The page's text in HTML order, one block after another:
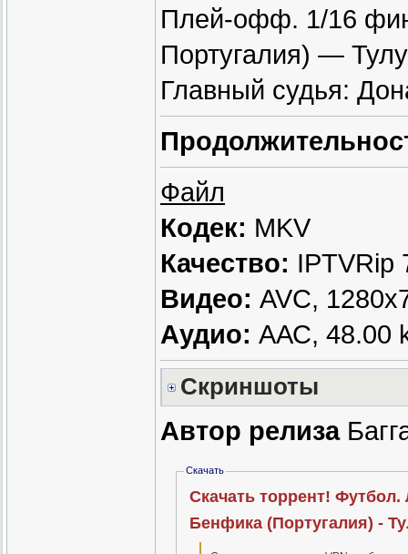
Плей-офф. 1/16
Португалия) —
Главный судья:
Файл
Кодек: MKV
Качество: IPTVRip
Видео: AVC,
Аудио: ААС, 48.00
Скриншоты
Автор релиза
Скачать
Скачать торрент!
Бенфика (Португалия) -